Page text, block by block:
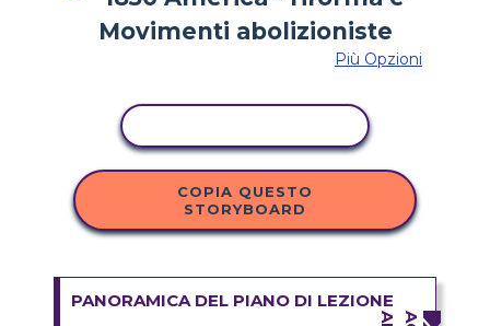
Più Opzioni
COPIA QUESTO
STORYBOARD
PANORAMICA DEL PIANO DI LEZIONE